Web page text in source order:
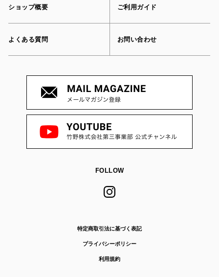
ショップ概要 ご利用ガイド
よくある質問 お問い合わせ
FOLLOW
特定商取引法に基づく表記
プライバシーポリシー
利用規約